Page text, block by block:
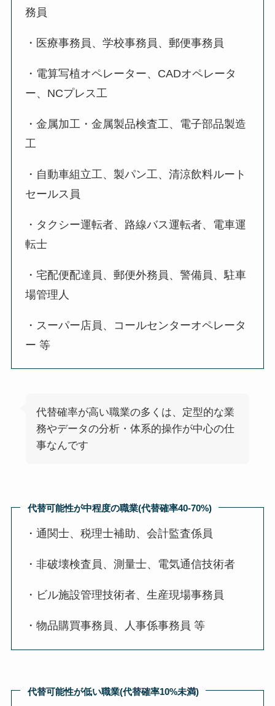
務員
・医療事務員、学校事務員、郵便事務員
・電算写植オペレーター、CADオペレータ
ー、NCプレス工
・金属加工・金属製品検査工、電子部品製造
工
・自動車組立工、製パン工、清涼飲料ルート
セールス員
・タクシー運転者、路線バス運転者、電車運
転士
・宅配便配達員、郵便外務員、警備員、駐車
場管理人
・スーパー店員、コールセンターオペレータ
ー 等
代替確率が高い職業の多くは、定型的な業
務やデータの分析・体系的操作が中心の仕
事なんです
代替可能性が中程度の職業(代替確率40-70%)
・通関士、税理士補助、会計監査係員
・非破壊検査員、測量士、電気通信技術者
・ビル施設管理技術者、生産現場事務員
・物品購買事務員、人事係事務員 等
代替可能性が低い職業(代替確率10%未満)